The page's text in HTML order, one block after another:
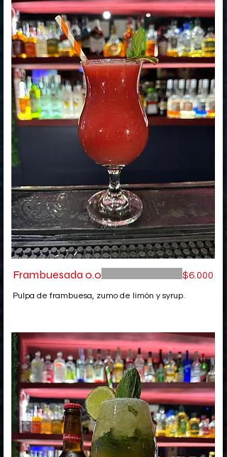
Frambuesada 0.0
Pulpa de frambuesa, zumo de limón y syrup.
$6.000